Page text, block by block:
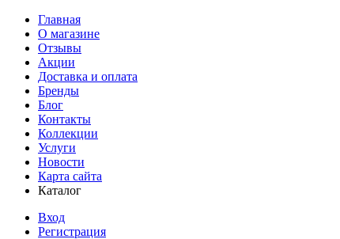
Главная
О магазине
Отзывы
Акции
Доставка и оплата
Бренды
Блог
Контакты
Коллекции
Услуги
Новости
Карта сайта
Каталог
Вход
Регистрация